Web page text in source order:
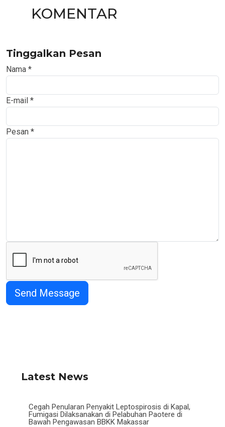
KOMENTAR
Tinggalkan Pesan
Nama *
E-mail *
Pesan *
Latest News
Cegah Penularan Penyakit Leptospirosis di Kapal,
Fumigasi Dilaksanakan di Pelabuhan Paotere di
Bawah Pengawasan BBKK Makassar